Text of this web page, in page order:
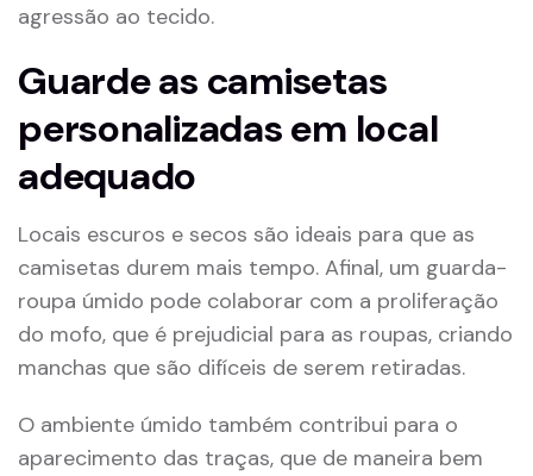
agressão ao tecido.
Guarde as camisetas
personalizadas em local
adequado
Locais escuros e secos são ideais para que as
camisetas durem mais tempo. Afinal, um guarda-
roupa úmido pode colaborar com a proliferação
do mofo, que é prejudicial para as roupas, criando
manchas que são difíceis de serem retiradas.
O ambiente úmido também contribui para o
aparecimento das traças, que de maneira bem